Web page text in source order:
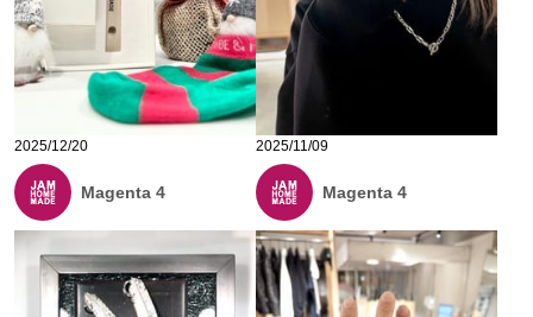
2025/12/20
Magenta 4
2025/11/09
Magenta 4